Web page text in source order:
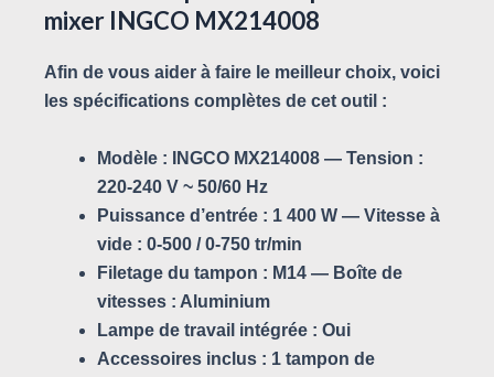
mixer INGCO MX214008
Afin de vous aider à faire le meilleur choix, voici
les spécifications complètes de cet outil :
Modèle : INGCO MX214008 — Tension :
220-240 V ~ 50/60 Hz
Puissance d’entrée : 1 400 W — Vitesse à
vide : 0-500 / 0-750 tr/min
Filetage du tampon : M14 — Boîte de
vitesses : Aluminium
Lampe de travail intégrée : Oui
Accessoires inclus : 1 tampon de